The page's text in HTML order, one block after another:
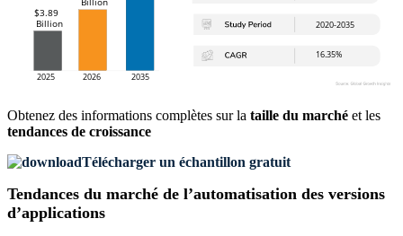
Obtenez des informations complètes sur la taille du marché et les
tendances de croissance
Télécharger un échantillon gratuit
Tendances du marché de l’automatisation des versions
d’applications